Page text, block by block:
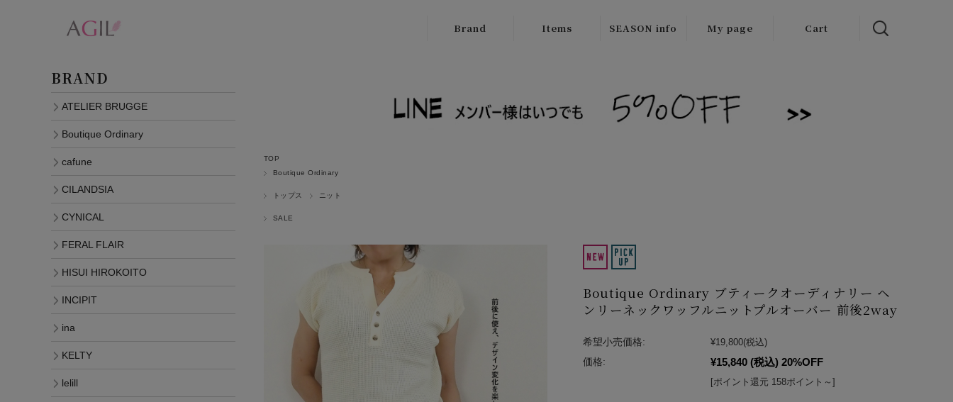
Brand
Boutique
HIROKOITO
INCIPIT
KELTY
Items SEASON info
SALE/Outlet
My page Cart
TOP
Boutique Ordinary
トップス ニット
SALE
Boutique Ordinary ブティークオーディナリー ヘ
ンリーネックワッフルニットプルオーバー 前後2way
希望小売価格: ¥19,800(税込)
価格:
¥15,840 (税込) 20%OFF
[ポイント還元 158ポイント～]
BRAND
ATELIER BRUGGE
Boutique Ordinary
cafune
CILANDSIA
CYNICAL
FERAL FLAIR
HISUI HIROKOITO
INCIPIT
ina
KELTY
lelill